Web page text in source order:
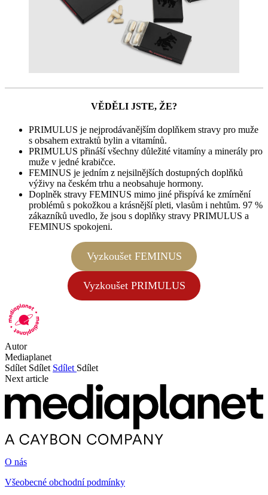
VĚDĚLI JSTE, ŽE?
PRIMULUS je nejprodávanějším doplňkem stravy pro muže
s obsahem extraktů bylin a vitamínů.
PRIMULUS přináší všechny důležité vitamíny a minerály pro
muže v jedné krabičce.
FEMINUS je jedním z nejsilnějších dostupných doplňků
výživy na českém trhu a neobsahuje hormony.
Doplněk stravy FEMINUS mimo jiné přispívá ke zmírnění
problémů s pokožkou a krásnější pleti, vlasům i nehtům. 97 %
zákazníků uvedlo, že jsou s doplňky stravy PRIMULUS a
FEMINUS spokojeni.
Vyzkoušet FEMINUS
Vyzkoušet PRIMULUS
Autor
Mediaplanet
Sdílet Sdílet Sdílet Sdílet
Next article
O nás
Všeobecné obchodní podmínky